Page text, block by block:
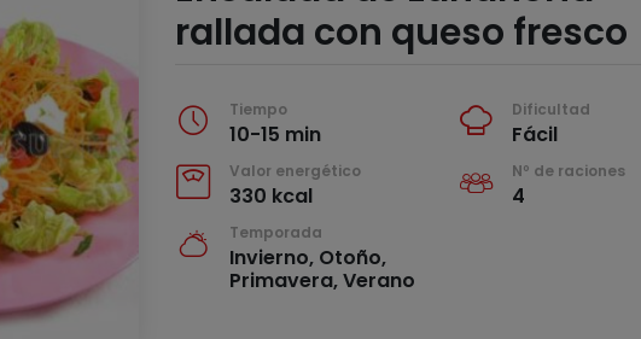
rallada con queso fresco
Tiempo
10-15 min
Dificultad
Fácil
Valor energético
330 kcal
Nº de raciones
4
Temporada
Invierno, Otoño,
Primavera, Verano